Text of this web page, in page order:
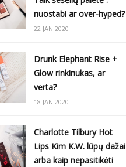
nuostabi ar over-hyped?
22 JAN 2020
Drunk Elephant Rise +
Glow rinkinukas, ar
verta?
18 JAN 2020
Charlotte Tilbury Hot
Lips Kim K.W. lūpų dažai
arba kaip nepasitikėti